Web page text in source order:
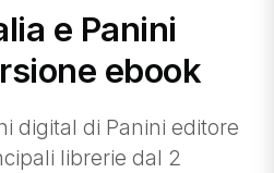
e Panini
ebook
digital di Panini editore
librerie dal 2